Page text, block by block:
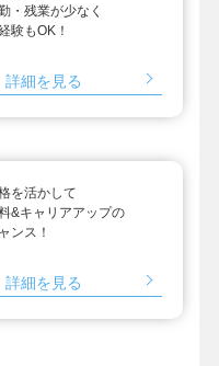
・残業が少なく
験もOK！
詳細を見る
を活かして
&キャリアアップの
ンス！
詳細を見る